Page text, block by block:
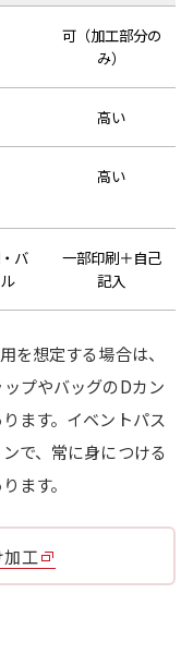
可（加工部分の
み）
高い
高い
バ
一部印刷＋自己
記入
を想定する場合は、
プやバッグのDカン
ます。イベントパス
で、常に身につける
ます。
工